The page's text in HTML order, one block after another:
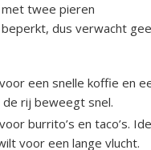
met twee pieren
beperkt, dus verwacht
een snelle koffie en
de rij beweegt snel.
burrito’s en taco’s.
voor een lange vlucht.